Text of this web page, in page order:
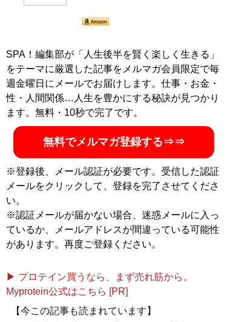
SPA！編集部が「人生後半を賢く楽しく生きる」
をテーマに厳選した記事をメルマガ会員限定で毎
週金曜日にメールでお届けします。仕事・お金・
性・人間関係…人生を豊かにする秘訣が見つかり
ます。無料・10秒で完了です。
無料でメルマガ登録する⇒⇒
※登録後、メール認証が必要です。受信した認証
メールをクリックして、登録を完了させてくださ
い。
※認証メールが届かない場合、迷惑メールに入っ
ているか、メールアドレスが間違っている可能性
があります。再度ご登録ください。
▶ プロテイン買うなら、まず売れ筋から。
Myprotein公式はこちら [PR]
【今この記事も読まれています】